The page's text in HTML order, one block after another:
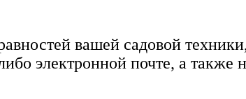
вашей садовой
электронной почте, а также